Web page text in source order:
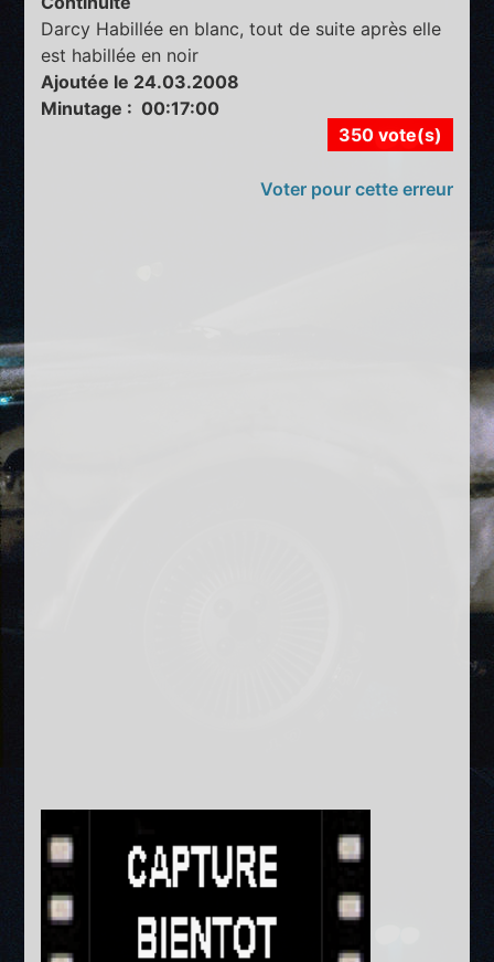
Darcy Habillée en blanc, tout de suite après elle
est habillée en noir
Ajoutée le 24.03.2008
Minutage : 00:17:00
350 vote(s)
Voter pour cette erreur